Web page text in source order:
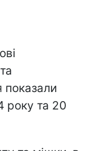
показали
року та 20